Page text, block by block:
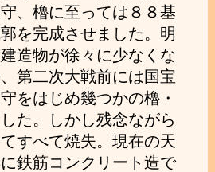
、櫓に至っては８８基
を完成させました。明
造物が徐々に少なくな
第二次大戦前には国宝
をはじめ幾つかの櫓・
た。しかし残念ながら
すべて焼失。現在の天
鉄筋コンクリート造で